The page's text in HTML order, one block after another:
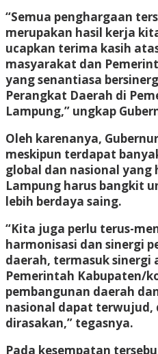
“Semua penghargaan
merupakan hasil kerja
ucapkan terima kasih
masyarakat dan
yang senantiasa
Perangkat Daerah di
Lampung,” ungkap
Oleh karenanya,
meskipun terdapat
global dan nasional yang
Lampung harus bangkit
lebih berdaya saing.
“Kita juga perlu terus-
harmonisasi dan sinergi
daerah, termasuk sinergi
Pemerintah Kabupaten/
pembangunan daerah
nasional dapat terwujud,
dirasakan,” tegasnya.
Pada kesempatan